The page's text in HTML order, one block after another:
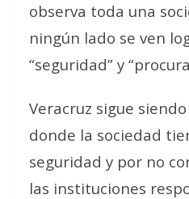
observa toda una
ningún lado se ven
“seguridad” y
Veracruz sigue
donde la sociedad
seguridad y por no
las instituciones